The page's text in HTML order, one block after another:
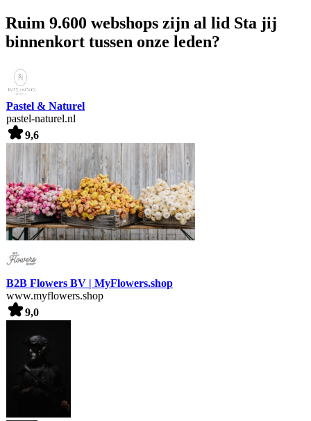
Ruim 9.600 webshops zijn al lid Sta jij
binnenkort tussen onze leden?
Pastel & Naturel
pastel-naturel.nl
9,6
B2B Flowers BV | MyFlowers.shop
www.myflowers.shop
9,0